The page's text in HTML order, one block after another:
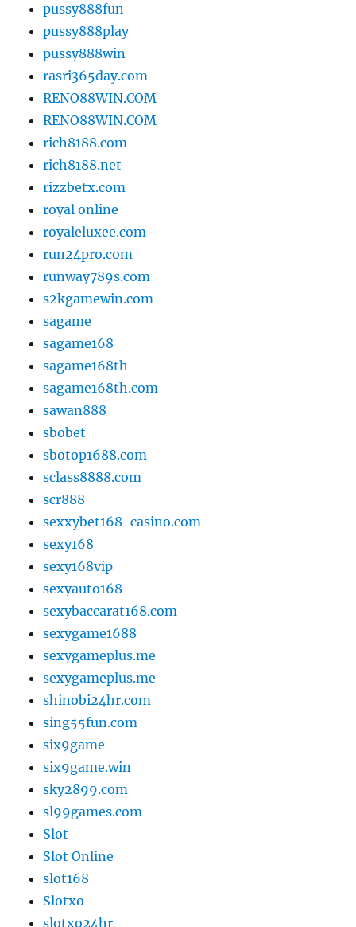
pussy888fun
pussy888play
pussy888win
rasri365day.com
RENO88WIN.COM
RENO88WIN.COM
rich8188.com
rich8188.net
rizzbetx.com
royal online
royaleluxee.com
run24pro.com
runway789s.com
s2kgamewin.com
sagame
sagame168
sagame168th
sagame168th.com
sawan888
sbobet
sbotop1688.com
sclass8888.com
scr888
sexxybet168-casino.com
sexy168
sexy168vip
sexyauto168
sexybaccarat168.com
sexygame1688
sexygameplus.me
sexygameplus.me
shinobi24hr.com
sing55fun.com
six9game
six9game.win
sky2899.com
sl99games.com
Slot
Slot Online
slot168
Slotxo
slotxo24hr